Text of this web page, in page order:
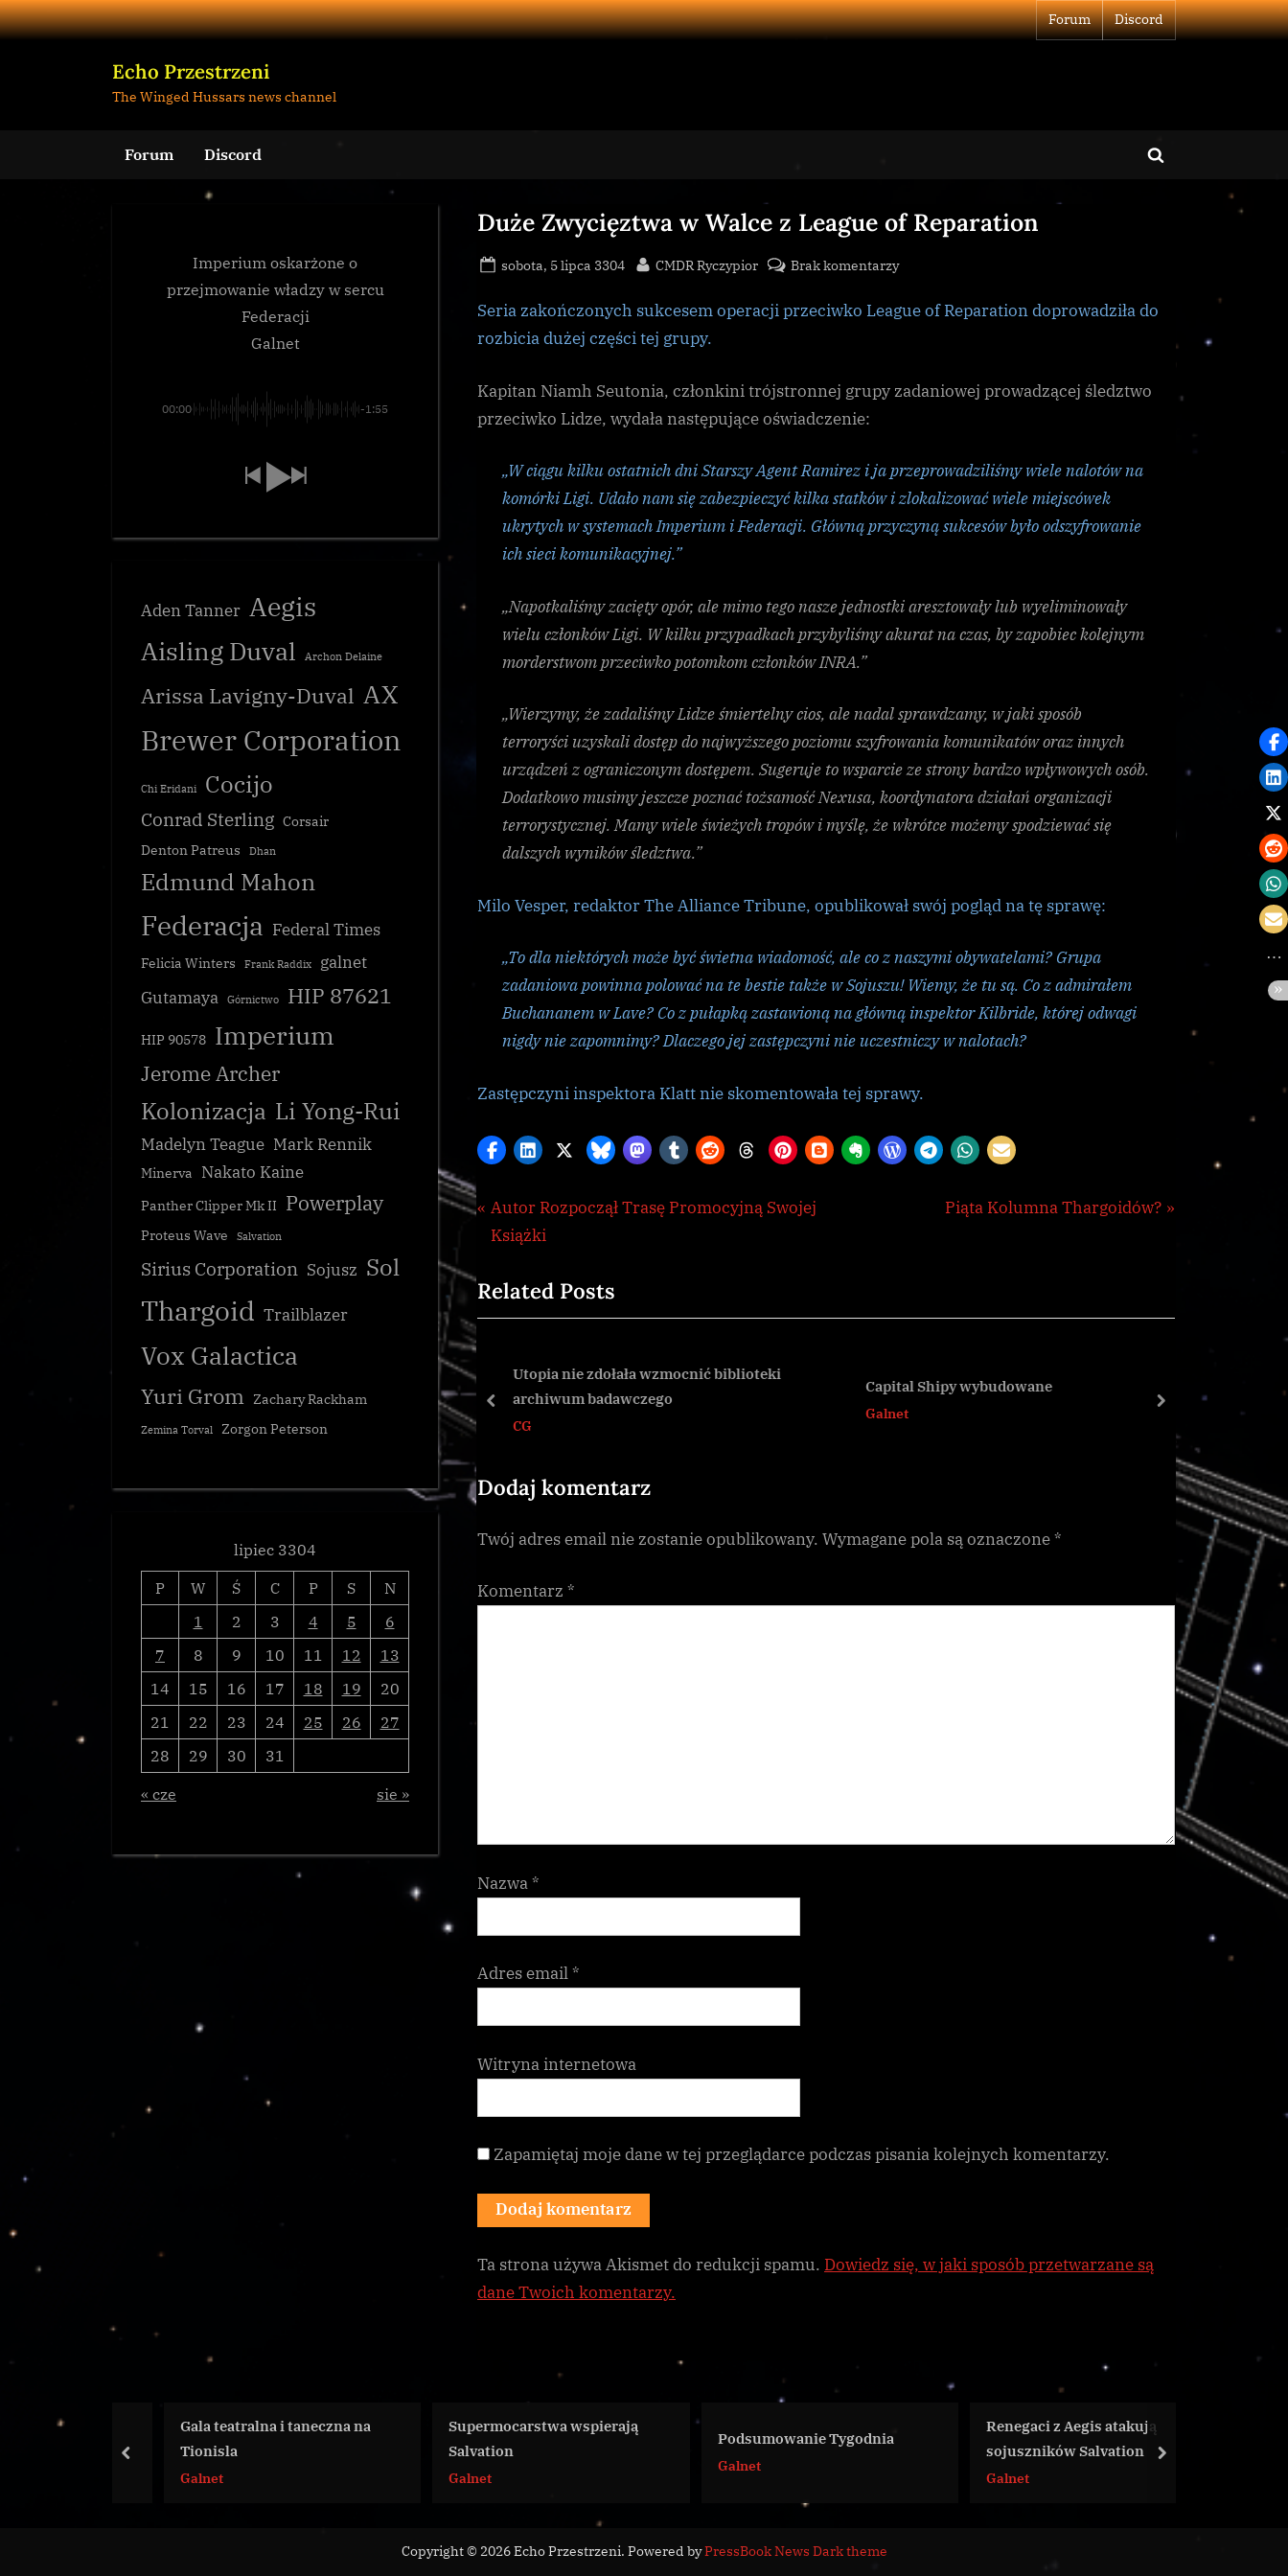
Skip
to
Forum Discord
Echo Przestrzeni
The Winged Hussars news channel
Forum Discord
Toggle
Duże Zwycięztwa w Walce z League of Reparation
Posted
sobota, 5 lipca 3304 By
CMDR Ryczypior Brak komentarzydo
Zwycięztwa
Seria zakończonych sukcesem operacji przeciwko League of Reparation doprowadziła do
rozbicia dużej części tej grupy.
Kapitan Niamh Seutonia, członkini trójstronnej grupy zadaniowej prowadzącej śledztwo
przeciwko Lidze, wydała następujące oświadczenie:
„W ciągu kilku ostatnich dni Starszy Agent Ramirez i ja przeprowadziliśmy wiele nalotów na
komórki Ligi. Udało nam się zabezpieczyć kilka statków i zlokalizować wiele miejscówek
ukrytych w systemach Imperium i Federacji. Główną przyczyną sukcesów było odszyfrowanie
ich sieci komunikacyjnej.”
„Napotkaliśmy zacięty opór, ale mimo tego nasze jednostki aresztowały lub wyeliminowały
wielu członków Ligi. W kilku przypadkach przybyliśmy akurat na czas, by zapobiec kolejnym
morderstwom przeciwko potomkom członków INRA.”
„Wierzymy, że zadaliśmy Lidze śmiertelny cios, ale nadal sprawdzamy, w jaki sposób
terroryści uzyskali dostęp do najwyższego poziomu szyfrowania komunikatów oraz innych
urządzeń z ograniczonym dostępem. Sugeruje to wsparcie ze strony bardzo wpływowych osób.
Dodatkowo musimy jeszcze poznać tożsamość Nexusa, koordynatora działań organizacji
terrorystycznej. Mamy wiele świeżych tropów i myślę, że wkrótce możemy spodziewać się
dalszych wyników śledztwa.”
Milo Vesper, redaktor The Alliance Tribune, opublikował swój pogląd na tę sprawę:
„To dla niektórych może być świetna wiadomość, ale co z naszymi obywatelami? Grupa
zadaniowa powinna polować na te bestie także w Sojuszu! Wiemy, że tu są. Co z admirałem
Buchananem w Lave? Co z pułapką zastawioną na główną inspektor Kilbride, której odwagi
nigdy nie zapomnimy? Dlaczego jej zastępczyni nie uczestniczy w nalotach?
Zastępczyni inspektora Klatt nie skomentowała tej sprawy.
Galnet
Nawigacja
wpisu
P
r
v
i
s
s
:
Autor Rozpoczął Trasę Promocyjną Swojej
Książki
N
P
t
Piąta Kolumna Thargoidów?
Related Posts
Projekt XG
Utopia nie zdołała wzmocnić biblioteki
archiwum badawczego
CG
Capital Shipy wybudowane
Galnet
prev next
Dodaj komentarz
Twój adres email nie zostanie opublikowany. Wymagane pola są oznaczone*
Komentarz *
Nazwa*
Adres email*
Witryna internetowa
Zapamiętaj moje dane w tej przeglądarce podczas pisania kolejnych komentarzy.
Ta strona używa Akismet do redukcji spamu. Dowiedz się, w jaki sposób przetwarzane są
dane Twoich komentarzy.
Imperium oskarżone o
przejmowanie władzy w sercu
Federacji
Galnet
00:00 -1:55
Aden Tanner Aegis
Aisling Duval Archon Delaine
Arissa Lavigny-Duval AX
Brewer Corporation
Chi Eridani Cocijo
Conrad Sterling Corsair
Denton Patreus
Dhan
Edmund Mahon
Federacja Federal Times
Felicia Winters Frank Raddix
galnet
Gutamaya
Górnictwo HIP 87621
HIP 90578 Imperium
Jerome Archer
Kolonizacja Li Yong-Rui
Madelyn Teague Mark Rennik
Minerva Nakato Kaine
Panther Clipper Mk II Powerplay
Proteus Wave Salvation
Sirius Corporation Sojusz Sol
Thargoid Trailblazer
Vox Galactica
Yuri Grom Zachary Rackham
Zemina Torval Zorgon Peterson
lipiec 3304
P
W Ś C P S
N
1
2 3 4 5
6
7
8 9 10 11 12
13
14
15 16 17 18 19
20
21
22 23 24 25 26
27
28
29 30
31
« cze
sie »
Gala teatralna i taneczna na
Tionisla
Galnet
Supermocarstwa wspierają
Salvation
Galnet
Podsumowanie Tygodnia
Galnet
Renegaci z Aegis atakują
sojuszników Salvation
Galnet
prev next
Copyright © 2026 Echo Przestrzeni. Powered byPressBook News Dark theme